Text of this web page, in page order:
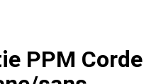
PPM Corde